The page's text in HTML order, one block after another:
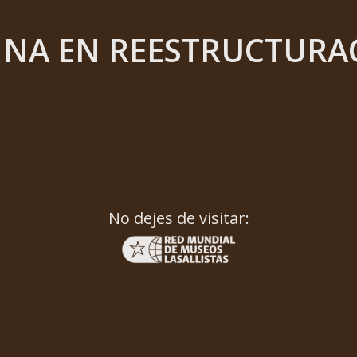
EN
No dejes de visitar: